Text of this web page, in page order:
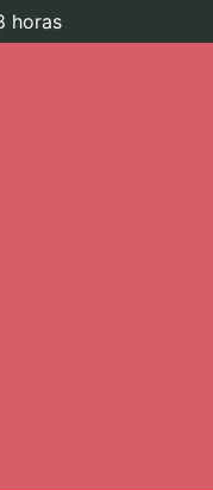
horas